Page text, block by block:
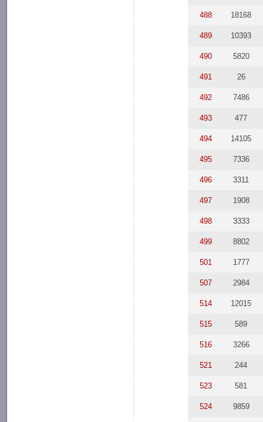
488 18168
489 10393
490 5820
491 26
492 7486
493 477
494 14105
495 7336
496 3311
497 1908
498 3333
499 8802
501 1777
507 2984
514 12015
515 589
516 3266
521 244
523 581
524 9859